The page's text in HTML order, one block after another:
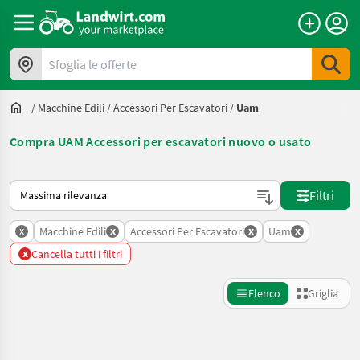
Sfoglia le offerte
/ Macchine Edili /Accessori Per Escavatori / Uam
Compra UAM Accessori per escavatori nuovo o usato
Ecco come viene ordinato su Landwirt.com
Filtri
x Macchine Edili x Accessori Per Escavatori x Uam x
x Cancella tutti i filtri
Elenco Griglia